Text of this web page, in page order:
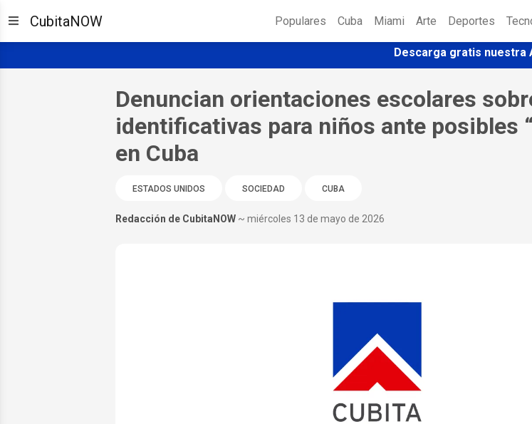
CubitaNOW Populares Cuba Miami Arte Deportes
Descarga gratis nuestra
Denuncian orientaciones escolares
identificativas para niños ante posibles
en Cuba
ESTADOS UNIDOS SOCIEDAD CUBA
Redacción de CubitaNOW ~ miércoles 13 de mayo de 2026